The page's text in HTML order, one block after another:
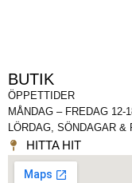
BUTIK
ÖPPETTIDER
MÅNDAG – FREDAG 12-
LÖRDAG, SÖNDAGAR &
HITTA HIT